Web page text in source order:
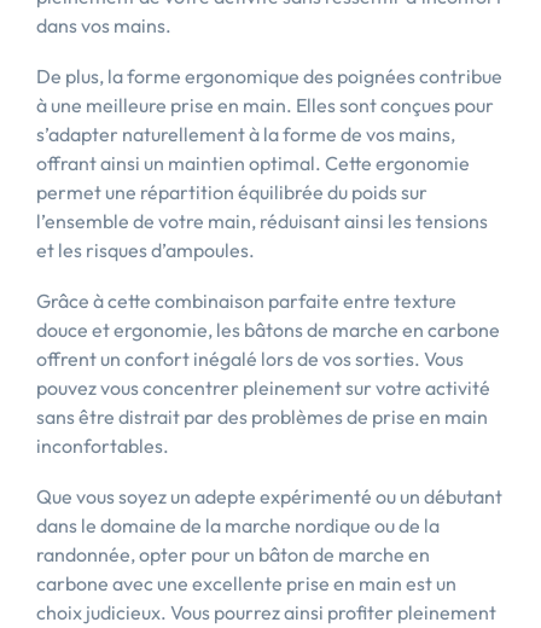
dans vos mains.
De plus, la forme ergonomique des poignées contribue
à une meilleure prise en main. Elles sont conçues pour
s’adapter naturellement à la forme de vos mains,
offrant ainsi un maintien optimal. Cette ergonomie
permet une répartition équilibrée du poids sur
l’ensemble de votre main, réduisant ainsi les tensions
et les risques d’ampoules.
Grâce à cette combinaison parfaite entre texture
douce et ergonomie, les bâtons de marche en carbone
offrent un confort inégalé lors de vos sorties. Vous
pouvez vous concentrer pleinement sur votre activité
sans être distrait par des problèmes de prise en main
inconfortables.
Que vous soyez un adepte expérimenté ou un débutant
dans le domaine de la marche nordique ou de la
randonnée, opter pour un bâton de marche en
carbone avec une excellente prise en main est un
choix judicieux. Vous pourrez ainsi profiter pleinement